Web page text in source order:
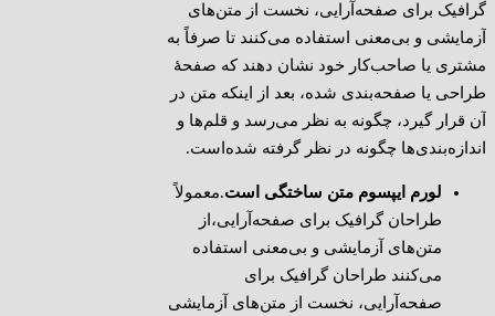
گرافیک برای صفحه‌آرایی، نخست از متن‌های
آزمایشی و بی‌معنی استفاده می‌کنند تا صرفاً به
مشتری یا صاحب‌کار خود نشان دهند که صفحهٔ
طراحی یا صفحه‌بندی شده، بعد از اینکه متن در
آن قرار گیرد، چگونه به نظر می‌رسد و قلم‌ها و
اندازه‌بندی‌ها چگونه در نظر گرفته شده‌است.
لورم ایپسوم متن ساختگی است.معمولاً
طراحان گرافیک برای صفحه‌آرایی،از
متن‌های آزمایشی و بی‌معنی استفاده
می‌کنند طراحان گرافیک برای
صفحه‌آرایی، نخست از متن‌های آزمایشی